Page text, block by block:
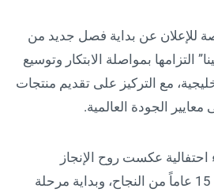
للإعلان عن بداية فصل جديد من
التزامها بمواصلة الابتكار وتوسيع
مع التركيز على تقديم منتجات
الجودة العالمية.
عكست روح الإنجاز
والطموح، مجسدةً رحلة 15 عاماً من النجاح، وبداية مرحلة